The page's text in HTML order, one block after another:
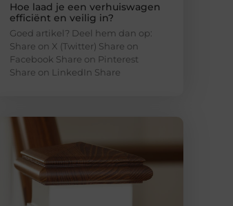
Hoe laad je een verhuiswagen
efficiënt en veilig in?
Goed artikel? Deel hem dan op:
Share on X (Twitter) Share on
Facebook Share on Pinterest
Share on LinkedIn Share